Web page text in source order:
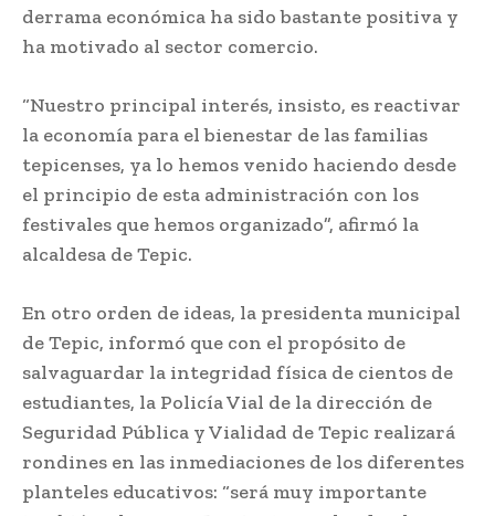
derrama económica ha sido bastante positiva y
ha motivado al sector comercio.
“Nuestro principal interés, insisto, es reactivar
la economía para el bienestar de las familias
tepicenses, ya lo hemos venido haciendo desde
el principio de esta administración con los
festivales que hemos organizado”, afirmó la
alcaldesa de Tepic.
En otro orden de ideas, la presidenta municipal
de Tepic, informó que con el propósito de
salvaguardar la integridad física de cientos de
estudiantes, la Policía Vial de la dirección de
Seguridad Pública y Vialidad de Tepic realizará
rondines en las inmediaciones de los diferentes
planteles educativos: “será muy importante